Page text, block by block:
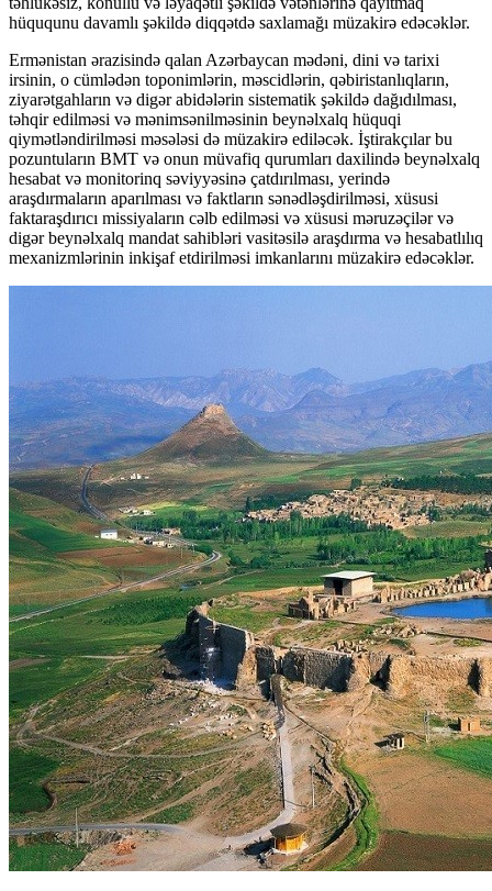
hüququnu davamlı şəkildə diqqətdə saxlamağı müzakirə edəcəklər.
Ermənistan ərazisində qalan Azərbaycan mədəni, dini və tarixi
irsinin, o cümlədən toponimlərin, məscidlərin, qəbiristanlıqların,
ziyarətgahların və digər abidələrin sistematik şəkildə dağıdılması,
təhqir edilməsi və mənimsənilməsinin beynəlxalq hüquqi
qiymətləndirilməsi məsələsi də müzakirə ediləcək. İştirakçılar bu
pozuntuların BMT və onun müvafiq qurumları daxilində beynəlxalq
hesabat və monitorinq səviyyəsinə çatdırılması, yerində
araşdırmaların aparılması və faktların sənədləşdirilməsi, xüsusi
faktaraşdırıcı missiyaların cəlb edilməsi və xüsusi məruzəçilər və
digər beynəlxalq mandat sahibləri vasitəsilə araşdırma və hesabatlılıq
mexanizmlərinin inkişaf etdirilməsi imkanlarını müzakirə edəcəklər.